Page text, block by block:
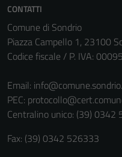
CONTATTI
Comune di Sondrio
Piazza Campello 1, 23100
Codice fiscale / P. IVA:
Email:
PEC:
Centralino unico: (39) 0342
Fax: (39) 0342 526333